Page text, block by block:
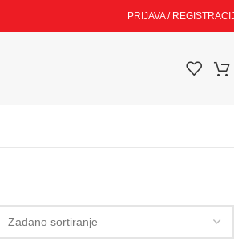
PRIJAVA /